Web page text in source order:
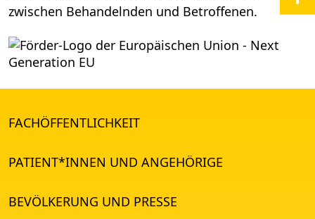
zwischen Behandelnden und Betroffenen.
FACHÖFFENTLICHKEIT
PATIENT*INNEN UND ANGEHÖRIGE
BEVÖLKERUNG UND PRESSE